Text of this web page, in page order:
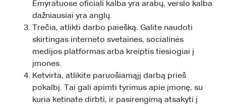
Emyratuose oficiali kalba yra arabų, verslo kalba
dažniausiai yra anglų.
Trečia, atlikti darbo paiešką. Galite naudoti
skirtingas interneto svetaines, socialinės
medijos platformas arba kreiptis tiesiogiai į
įmones.
Ketvirta, atlikite paruošiamąjį darbą prieš
pokalbį. Tai gali apimti tyrimus apie įmonę, su
kuria ketinate dirbti, ir pasirengimą atsakyti į